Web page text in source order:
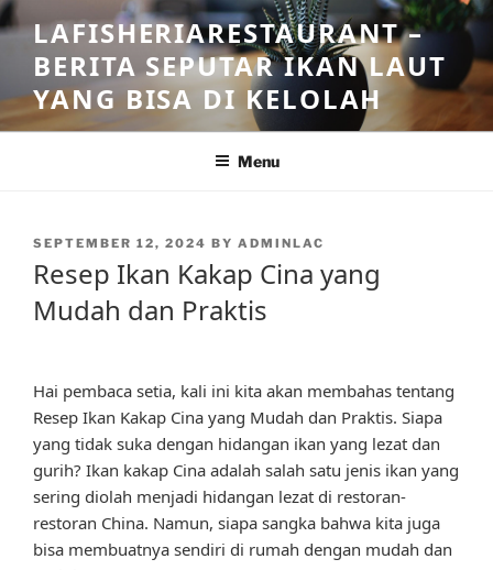
Skip
to
content
LAFISHERIARESTAURANT –
BERITA SEPUTAR IKAN LAUT
YANG BISA DI KELOLAH
Menu
POSTED
SEPTEMBER 12, 2024 BY ADMINLAC
Resep Ikan Kakap Cina yang
Mudah dan Praktis
Hai pembaca setia, kali ini kita akan membahas tentang
Resep Ikan Kakap Cina yang Mudah dan Praktis. Siapa
yang tidak suka dengan hidangan ikan yang lezat dan
gurih? Ikan kakap Cina adalah salah satu jenis ikan yang
sering diolah menjadi hidangan lezat di restoran-
restoran China. Namun, siapa sangka bahwa kita juga
bisa membuatnya sendiri di rumah dengan mudah dan